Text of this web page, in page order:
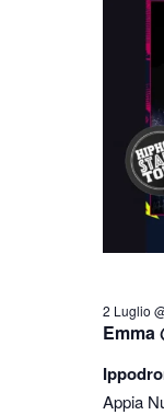
Emma
2 Luglio
Appia